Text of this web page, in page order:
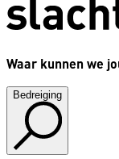
Waar kunnen we
Bedreiging